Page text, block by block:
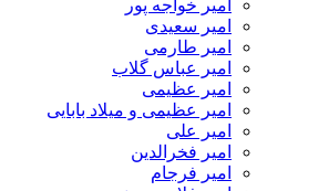
امیر خواجه پور
امیر سعیدی
امیر طارمی
امیر عباس گلاب
امیر عظیمی
امیر عظیمی و میلاد بابایی
امیر علی
امیر فخرالدین
امیر فرجام